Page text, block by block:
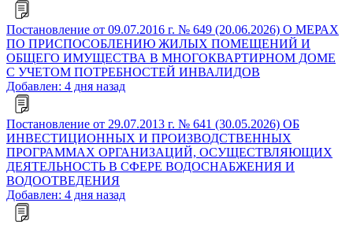
Постановление от 09.07.2016 г. № 649 (20.06.2026) О МЕРАХ
ПО ПРИСПОСОБЛЕНИЮ ЖИЛЫХ ПОМЕЩЕНИЙ И
ОБЩЕГО ИМУЩЕСТВА В МНОГОКВАРТИРНОМ ДОМЕ
С УЧЕТОМ ПОТРЕБНОСТЕЙ ИНВАЛИДОВ
Добавлен: 4 дня назад
Постановление от 29.07.2013 г. № 641 (30.05.2026) ОБ
ИНВЕСТИЦИОННЫХ И ПРОИЗВОДСТВЕННЫХ
ПРОГРАММАХ ОРГАНИЗАЦИЙ, ОСУЩЕСТВЛЯЮЩИХ
ДЕЯТЕЛЬНОСТЬ В СФЕРЕ ВОДОСНАБЖЕНИЯ И
ВОДООТВЕДЕНИЯ
Добавлен: 4 дня назад